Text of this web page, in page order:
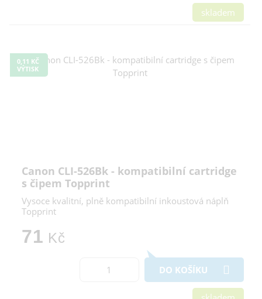
skladem
0,11 KČ
VÝTISK
Canon CLI-526Bk - kompatibilní cartridge
s čipem Topprint
Vysoce kvalitní, plně kompatibilní inkoustová náplň
Topprint
71 Kč
DO KOŠÍKU